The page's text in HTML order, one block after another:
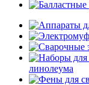
линолеума